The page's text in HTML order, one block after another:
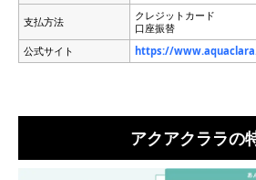
支払方法
クレジットカード
口座振替
公式サイト
https://
アクアクララの